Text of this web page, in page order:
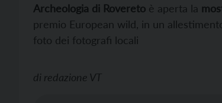
Archeologia di Rovereto è aperta la
premio European wild, in un
foto dei fotografi locali
di redazione VT